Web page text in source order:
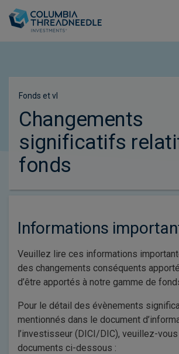
Fonds et vl
Changements
significatifs
fonds
Informations
Veuillez lire ces informations
des changements conséquents
d’être apportés à notre gamme de
Pour le détail des évènements
mentionnés dans le document
l’investisseur (DICI/DIC), veuillez-
documents ci-dessous :